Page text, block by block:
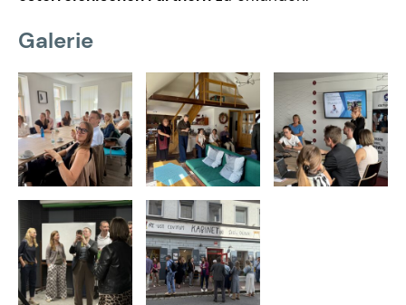
Galerie